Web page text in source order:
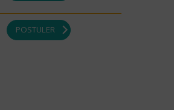
POSTULER